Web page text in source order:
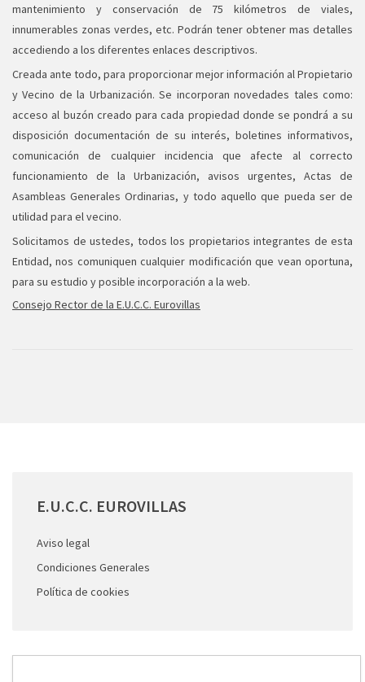
mantenimiento y conservación de 75 kilómetros de viales,
innumerables zonas verdes, etc. Podrán tener obtener mas detalles
accediendo a los diferentes enlaces descriptivos.
Creada ante todo, para proporcionar mejor información al Propietario
y Vecino de la Urbanización. Se incorporan novedades tales como:
acceso al buzón creado para cada propiedad donde se pondrá a su
disposición documentación de su interés, boletines informativos,
comunicación de cualquier incidencia que afecte al correcto
funcionamiento de la Urbanización, avisos urgentes, Actas de
Asambleas Generales Ordinarias, y todo aquello que pueda ser de
utilidad para el vecino.
Solicitamos de ustedes, todos los propietarios integrantes de esta
Entidad, nos comuniquen cualquier modificación que vean oportuna,
para su estudio y posible incorporación a la web.
Consejo Rector de la E.U.C.C. Eurovillas
E.U.C.C. EUROVILLAS
Aviso legal
Condiciones Generales
Política de cookies